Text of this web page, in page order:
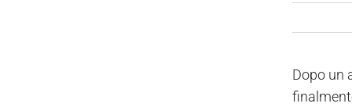
Dopo un